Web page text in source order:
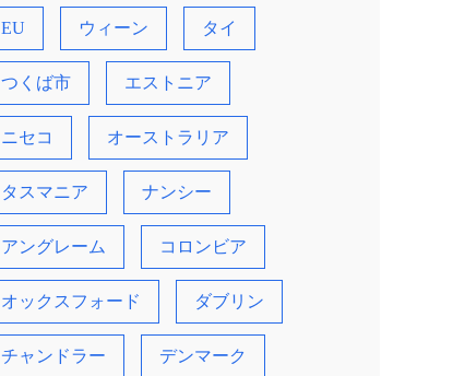
EU ウィーン タイ
つくば市 エストニア
ニセコ オーストラリア
タスマニア ナンシー
アングレーム コロンビア
オックスフォード ダブリン
チャンドラー デンマーク